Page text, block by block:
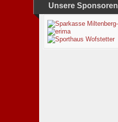
Unsere Sponsoren